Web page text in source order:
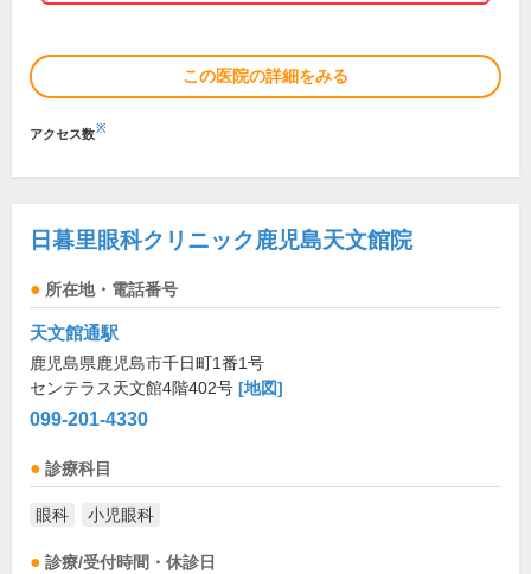
この医院の詳細をみる
アクセス数※
日暮里眼科クリニック鹿児島天文館院
所在地・電話番号
天文館通駅
鹿児島県鹿児島市千日町1番1号
センテラス天文館4階402号 [地図]
099-201-4330
診療科目
眼科 小児眼科
診療/受付時間・休診日